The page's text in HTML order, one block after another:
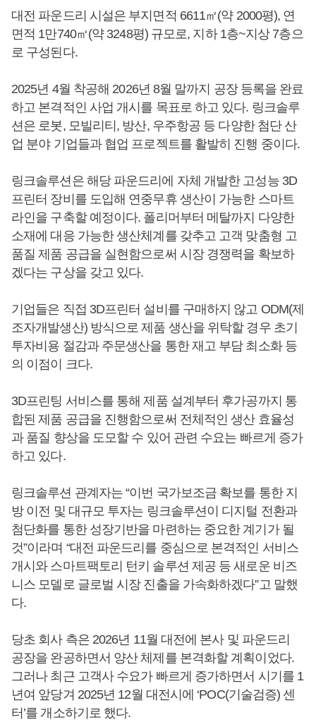
대전 파운드리 시설은 부지면적 6611㎡(약 2000평), 연
면적 1만740㎡(약 3248평) 규모로, 지하 1층~지상 7층으
로 구성된다.
2025년 4월 착공해 2026년 8월 말까지 공장 등록을 완료
하고 본격적인 사업 개시를 목표로 하고 있다. 링크솔루
션은 로봇, 모빌리티, 방산, 우주항공 등 다양한 첨단 산
업 분야 기업들과 협업 프로젝트를 활발히 진행 중이다.
링크솔루션은 해당 파운드리에 자체 개발한 고성능 3D
프린터 장비를 도입해 연중무휴 생산이 가능한 스마트
라인을 구축할 예정이다. 폴리머부터 메탈까지 다양한
소재에 대응 가능한 생산체계를 갖추고 고객 맞춤형 고
품질 제품 공급을 실현함으로써 시장 경쟁력을 확보하
겠다는 구상을 갖고 있다.
기업들은 직접 3D프린터 설비를 구매하지 않고 ODM(제
조자개발생산) 방식으로 제품 생산을 위탁할 경우 초기
투자비용 절감과 주문생산을 통한 재고 부담 최소화 등
의 이점이 크다.
3D프린팅 서비스를 통해 제품 설계부터 후가공까지 통
합된 제품 공급을 진행함으로써 전체적인 생산 효율성
과 품질 향상을 도모할 수 있어 관련 수요는 빠르게 증가
하고 있다.
링크솔루션 관계자는 “이번 국가보조금 확보를 통한 지
방 이전 및 대규모 투자는 링크솔루션이 디지털 전환과
첨단화를 통한 성장기반을 마련하는 중요한 계기가 될
것”이라며 “대전 파운드리를 중심으로 본격적인 서비스
개시와 스마트팩토리 턴키 솔루션 제공 등 새로운 비즈
니스 모델로 글로벌 시장 진출을 가속화하겠다”고 말했
다.
당초 회사 측은 2026년 11월 대전에 본사 및 파운드리
공장을 완공하면서 양산 체제를 본격화할 계획이었다.
그러나 최근 고객사 수요가 빠르게 증가하면서 시기를 1
년여 앞당겨 2025년 12월 대전시에 ‘POC(기술검증) 센
터’를 개소하기로 했다.